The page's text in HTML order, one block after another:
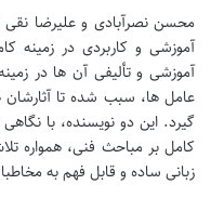
محسن نصرآبادی و علیرضا نقی
آموزشی و کاربردی در زمینه
آموزشی و تألیفی آن ها در
عامل ها، سبب شده تا آثارشان
گیرد. این دو نویسنده، با
کامل بر مباحث فنی، همواره
زبانی ساده و قابل فهم به